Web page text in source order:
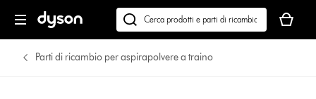
Cerca
su
dyson.it
carrello
è
Parti di ricambio per aspirapolvere a traino